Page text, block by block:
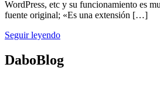
WordPress, etc y su funcionamiento es
fuente original; «Es una extensión […]
Seguir leyendo
DaboBlog